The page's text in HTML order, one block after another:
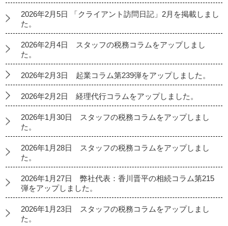
2026年2月5日 「クライアント訪問日記」2月を掲載しまし
た。
2026年2月4日 スタッフの税務コラムをアップしまし
た。
2026年2月3日 起業コラム第239弾をアップしました。
2026年2月2日 経理代行コラムをアップしました。
2026年1月30日 スタッフの税務コラムをアップしまし
た。
2026年1月28日 スタッフの税務コラムをアップしまし
た。
2026年1月27日 弊社代表：香川晋平の相続コラム第215
弾をアップしました。
2026年1月23日 スタッフの税務コラムをアップしまし
た。